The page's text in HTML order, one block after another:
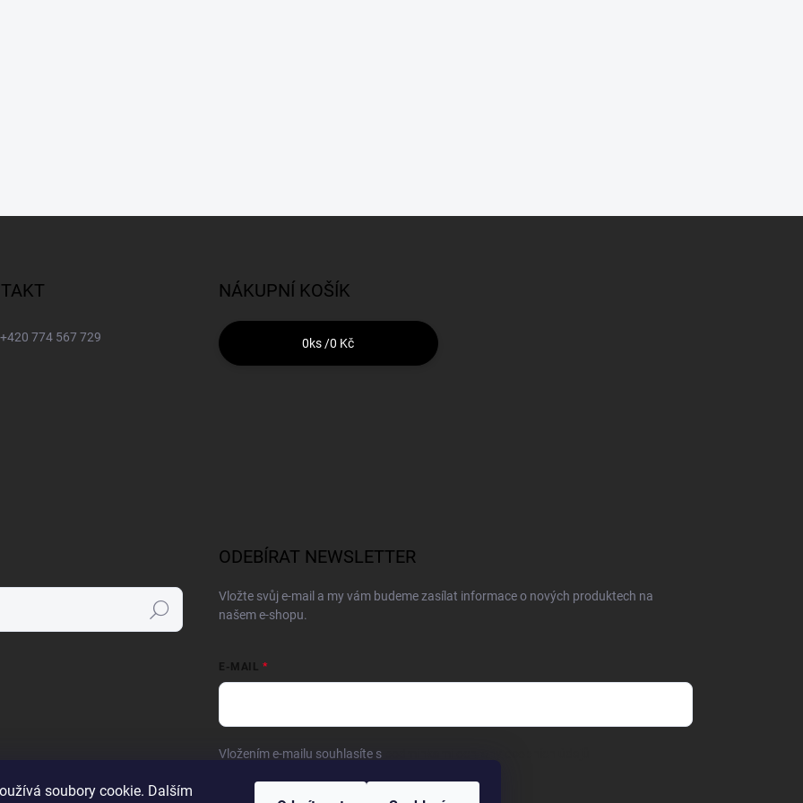
soubory cookie. Dalším
+420 774 567 729
NÁKUPNÍ KOŠÍK
0ks /0 Kč
Hledat
ODEBÍRAT NEWSLETTER
Vložte svůj e-mail a my vám budeme zasílat informace o nových produktech na
našem e-shopu.
E-MAIL
Vložením e-mailu souhlasíte s